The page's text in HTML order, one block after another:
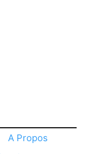
A Propos